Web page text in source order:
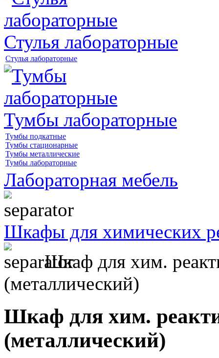
Стулья лабораторные
Стулья лабораторные
Тумбы лабораторные
Тумбы подкатные
Тумбы стационарные
Тумбы металлические
Тумбы лабораторные
Лабораторная мебель
Шкафы для химических
Шкаф для хим.
(металлический)
Шкаф для хим.
(металлический)